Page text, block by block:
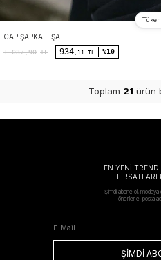
CAP ŞAPKALI ŞAL
1.037,90 TL 934 ,11 TL %10
Toplam 21 ürün
EN YENİ
FIRSATLARI
Şimdi abone ol, modaya
öneriler e-posta
ŞİMDİ